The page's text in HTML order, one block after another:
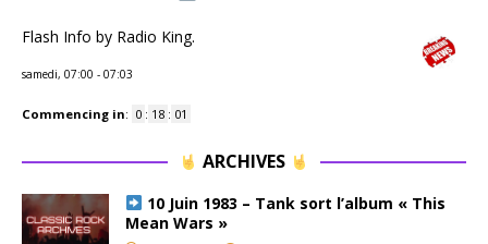
Flash Info by Radio King.
samedi, 07:00 - 07:03
Commencing in: 0 : 18 : 00
ARCHIVES
10 Juin 1983 – Tank sort l’album « This
Mean Wars »